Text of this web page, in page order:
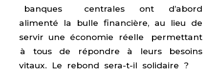
banques centrales ont d’abord
alimenté la bulle financière, au lieu de
servir une économie réelle permettant
à tous de répondre à leurs besoins
vitaux. Le rebond sera-­t-­il solidaire ?